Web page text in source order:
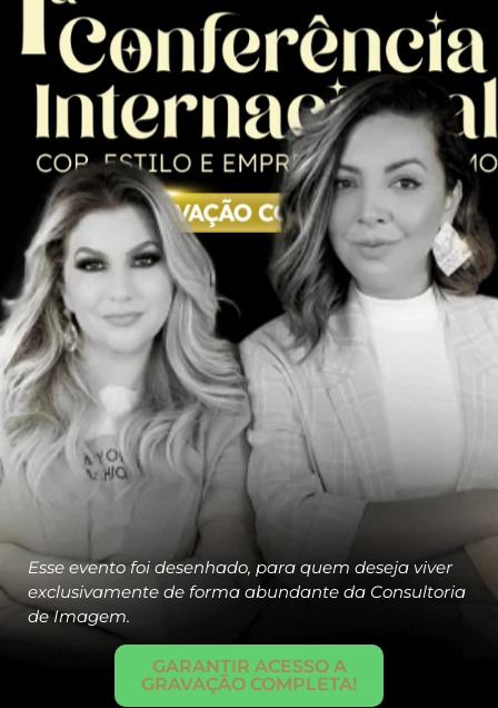
Esse evento foi desenhado, para quem deseja viver
exclusivamente de forma abundante da Consultoria
de Imagem.
GARANTIR ACESSO A
GRAVAÇÃO COMPLETA!